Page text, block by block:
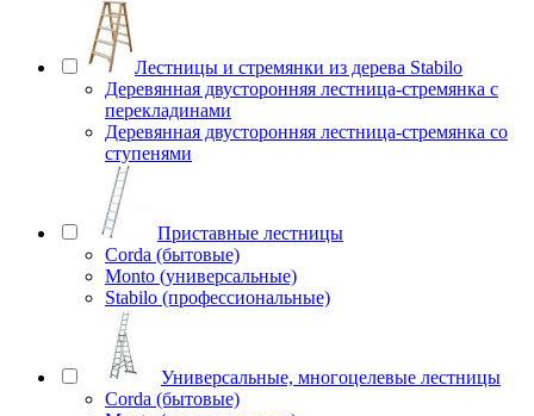
Лестницы и стремянки из дерева Stabilo
Деревянная двусторонняя лестница-стремянка с
перекладинами
Деревянная двусторонняя лестница-стремянка со
ступенями
Приставные лестницы
Corda (бытовые)
Monto (универсальные)
Stabilo (профессиональные)
Универсальные, многоцелевые лестницы
Corda (бытовые)